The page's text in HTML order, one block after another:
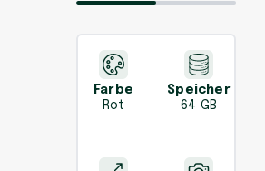
Farbe
Rot
Speicher
64 GB